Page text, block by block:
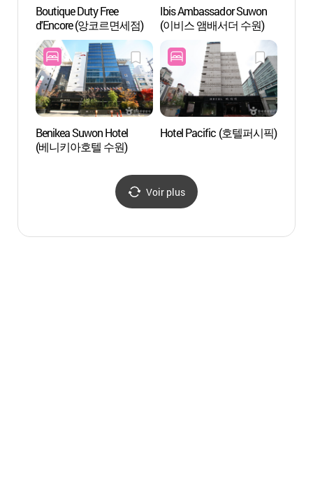
Boutique Duty Free
d'Encore (앙코르면세점)
Ibis Ambassador Suwon
(이비스 앰배서더 수원)
Benikea Suwon Hotel
(베니키아호텔 수원)
Hotel Pacific (호텔퍼시픽)
Voir plus